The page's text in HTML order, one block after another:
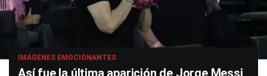
IMÁGENES EMOCIONANTES